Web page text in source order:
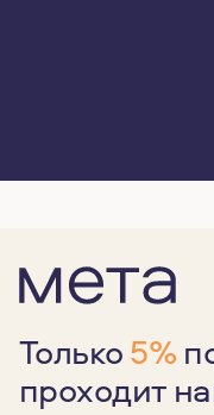
Только5%
проходит